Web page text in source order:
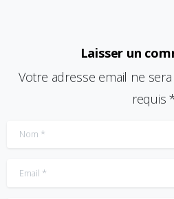
Laisser un
Votre adresse email ne
requis
Nom*
Email*